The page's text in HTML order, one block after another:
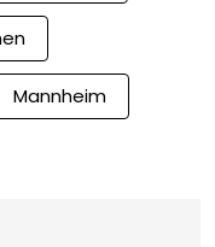
Mannheim